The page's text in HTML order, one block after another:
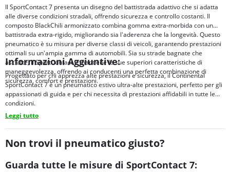
Il SportContact 7 presenta un disegno del battistrada adattivo che si adatta
alle diverse condizioni stradali, offrendo sicurezza e controllo costanti. Il
composto BlackChili armonizzato combina gomma extra-morbida con un
battistrada extra-rigido, migliorando sia l'aderenza che la longevità. Questo
pneumatico è su misura per diverse classi di veicoli, garantendo prestazioni
ottimali su un'ampia gamma di automobili. Sia su strade bagnate che
asciutte, il SportContact 7 mantiene le sue superiori caratteristiche di
maneggevolezza, offrendo ai conducenti una perfetta combinazione di
sicurezza, comfort e prestazioni.
Informazioni Aggiuntive:
Progettato per chi apprezza alte prestazioni e sicurezza, il Continental
SportContact 7 è un pneumatico estivo ultra-alte prestazioni, perfetto per gli
appassionati di guida e per chi necessita di prestazioni affidabili in tutte le
condizioni.
Leggi tutto
Non trovi il pneumatico giusto?
Guarda tutte le misure di SportContact 7: